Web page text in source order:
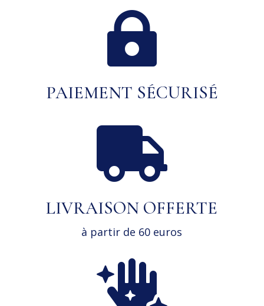

PAIEMENT SÉCURISÉ

LIVRAISON OFFERTE
à partir de 60 euros
